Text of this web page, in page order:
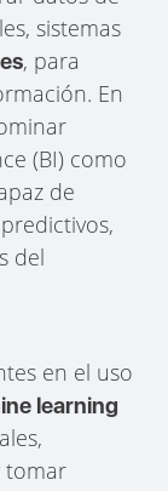
sistemas
, para
En
(BI) como
de
del
en el uso
learning
tomar